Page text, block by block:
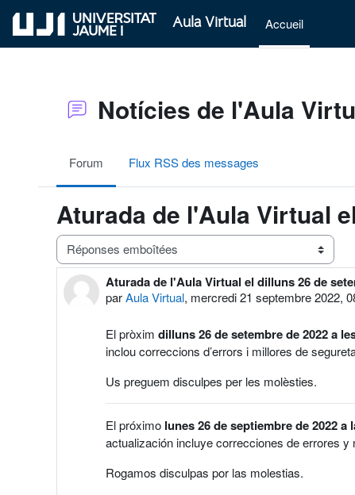
Aula Virtual Accueil
Notícies de l'Aula
Forum Flux RSS des messages
Aturada de l'Aula Virtual
Type d’affichage
Aturada de l'Aula Virtual el dilluns 26 de
parAula Virtual, mercredi 21 septembre 2022,
Nombre de réponses : 0
El pròxim dilluns 26 de setembre de 2022 a
inclou correccions d’errors i millores de
Us preguem disculpes per les molèsties.
El próximo lunes 26 de septiembre de 2022 a
actualización incluye correcciones de errores
Rogamos disculpas por las molestias.